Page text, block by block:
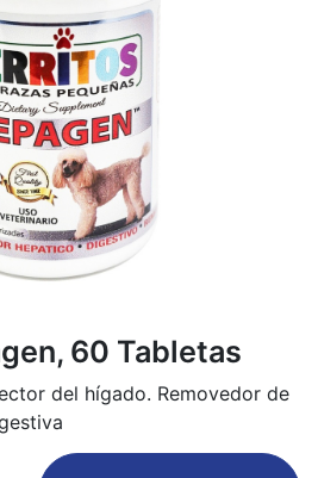
60 Tabletas
del hígado. Removedor de